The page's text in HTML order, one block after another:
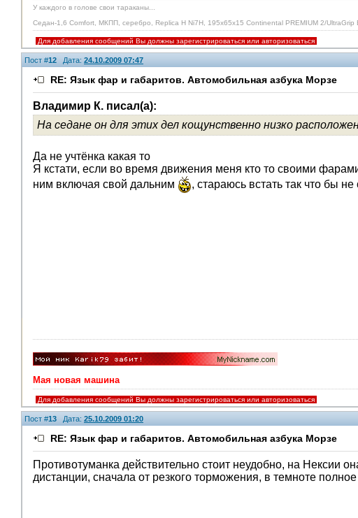
У каждого в голове свои тараканы...
Седан-1,6 Comfort, МКПП, серебро, Replica H Ni7H, 195х65х15 Continental PREMIUM 2/UltraGrip
Для добавления сообщений Вы должны зарегистрироваться или авторизоваться
Пост #12 Дата: 24.10.2009 07:47
RE: Язык фар и габаритов. Автомобильная азбука Морзе
Владимир К. писал(а):
На седане он для этих дел кощунственно низко
Да не учтёнка какая то
Я кстати, если во время движения меня кто то своими
ним включая свой дальним
, стараюсь встать так что бы
Мая новая машина
Для добавления сообщений Вы должны зарегистрироваться или авторизоваться
Пост #13 Дата: 25.10.2009 01:20
RE: Язык фар и габаритов. Автомобильная азбука Морзе
Противотуманка действительно стоит неудобно, на Нексии
дистанции, сначала от резкого торможения, в темноте